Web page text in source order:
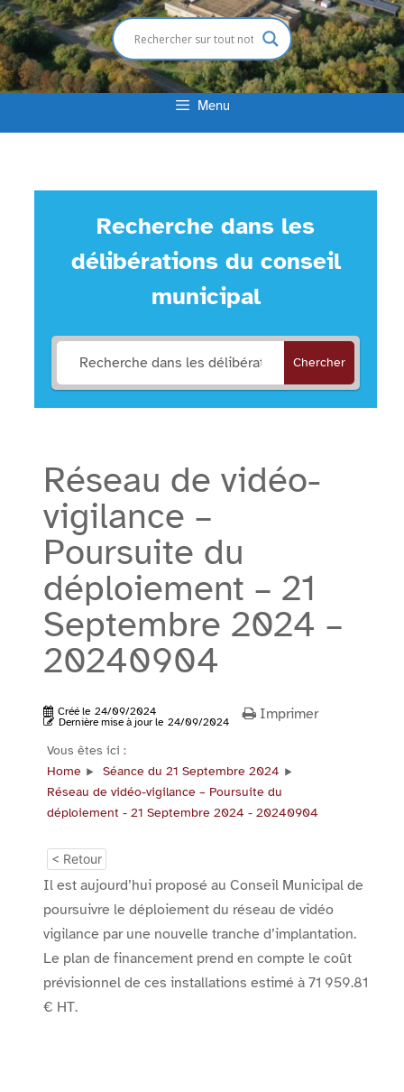
Menu
Recherche dans les
délibérations du conseil
municipal
Chercher
Réseau de vidéo-
vigilance –
Poursuite du
déploiement – 21
Septembre 2024 –
20240904
Créé le 24/09/2024
Dernière mise à jour le 24/09/2024 Imprimer
Vous êtes ici :
Home
Séance du 21 Septembre 2024
Réseau de vidéo-vigilance – Poursuite du
déploiement - 21 Septembre 2024 - 20240904
< Retour
Il est aujourd’hui proposé au Conseil Municipal de
poursuivre le déploiement du réseau de vidéo
vigilance par une nouvelle tranche d’implantation.
Le plan de financement prend en compte le coût
prévisionnel de ces installations estimé à 71 959.81
€ HT.